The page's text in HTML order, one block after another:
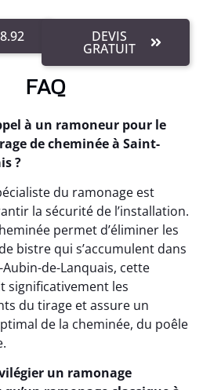
DEVIS
GRATUIT
FAQ
à un ramoneur pour le
de cheminée à Saint-
?
du ramonage est
la sécurité de l’installation.
permet d’éliminer les
bistre qui s’accumulent dans
de-Lanquais, cette
significativement les
du tirage et assure un
de la cheminée, du poêle
un ramonage